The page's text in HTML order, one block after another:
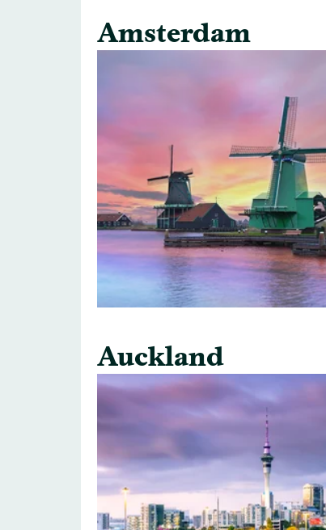
Amsterdam
Auckland